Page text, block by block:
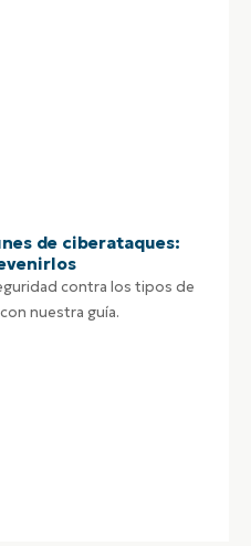
de ciberataques:
contra los tipos de
nuestra guía.